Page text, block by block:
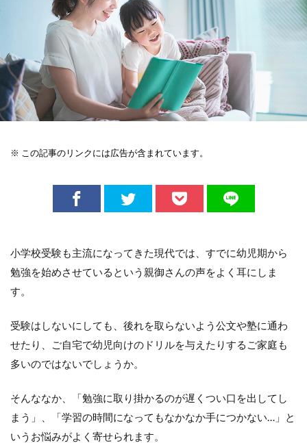
※ この記事のリンクには広告が含まれています。
小学校受験も主流になってきた現代では、すでに幼児期から
勉強を始めさせているという親御さんの声をよく耳にしま
す。
受験はしないにしても、後れを取らないよう公文や塾に通わ
せたり、ご自宅で幼児向けのドリルを与えたりするご家庭も
多いのではないでしょうか。
そんななか、「勉強に取り掛かるのが遅くつい口を出してし
まう」、「学習の時間になってもなかなか手につかない…」と
いうお悩みがよく寄せられます。